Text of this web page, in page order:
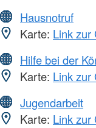
Hausnotruf
Karte: Link zur
Hilfe bei der
Karte: Link zur
Jugendarbeit
Karte: Link zur